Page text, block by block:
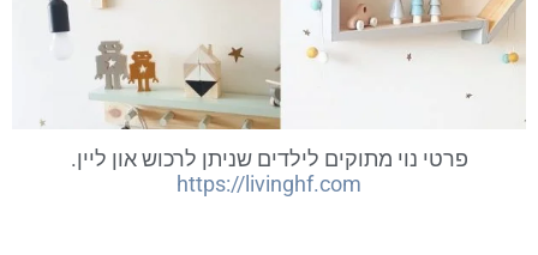
פרטי נוי מתוקים לילדים שניתן לרכוש און ליין.
https://livinghf.com